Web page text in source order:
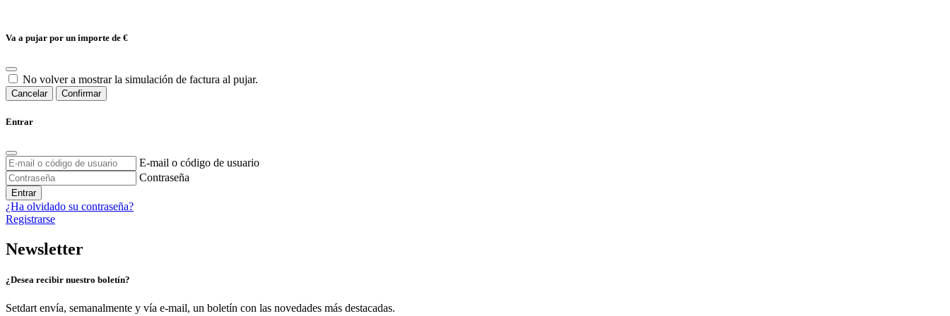
Va a pujar por un importe de €
No volver a mostrar la simulación de factura al pujar.
Cancelar Confirmar
Entrar
E-mail o código de usuario
Contraseña
Entrar
¿Ha olvidado su contraseña?
Registrarse
Newsletter
¿Desea recibir nuestro boletín?
Setdart envía, semanalmente y vía e-mail, un boletín con las novedades más destacadas.